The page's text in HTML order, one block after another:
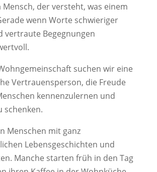
Mensch, der versteht, was einem
wenn Worte schwieriger
vertraute Begegnungen
suchen wir eine
Vertrauensperson, die Freude
kennenzulernen und
schenken.
Menschen mit ganz
Lebensgeschichten und
Manche starten früh in den Tag